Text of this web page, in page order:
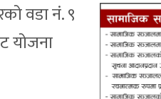
वडा नं. ९
योजना